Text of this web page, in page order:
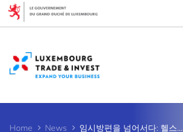
Home News 임시방편을 넘어서다: 헬스테크 혁신의 해방
Cookies management panel